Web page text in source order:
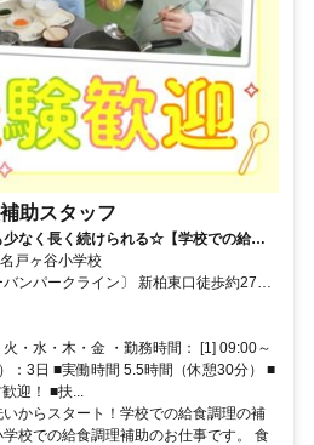
助スタッフ
なく長く続けられる☆【学校での給食
戸ヶ谷小学校
ンパークライン〕 新柏東口徒歩約27
ークライン〕 柏南口(東)徒歩約29分、Ｊ
分 東武野田線/新柏駅より車7分
・水・木・金 ・勤務時間： [1] 09:00～
：3日 ■実働時間 5.5時間（休憩30分） ■
迎！ ■扶...
からスタート！学校での給食調理の補
校での給食調理補助のお仕事です。 食